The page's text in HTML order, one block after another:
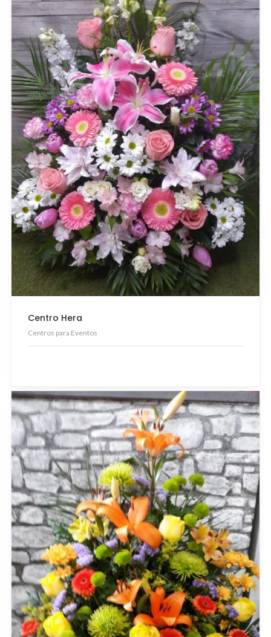
Centro Hera
Centros para Eventos